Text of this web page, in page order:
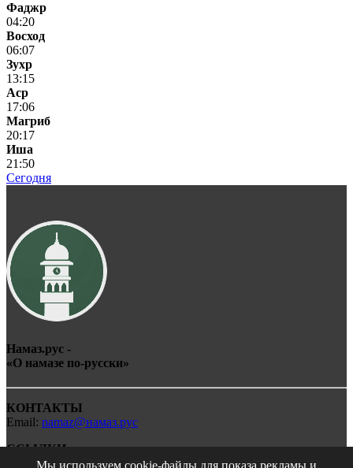
Фаджр
04:20
Восход
06:07
Зухр
13:15
Аср
17:06
Магриб
20:17
Иша
21:50
Сегодня
Намаз.рус -
«О намазе по-русски»
КОНТАКТЫ
Email: namaz@намаз.рус
ССЫЛКИ
Мы используем cookie-файлы для показа рекламы и